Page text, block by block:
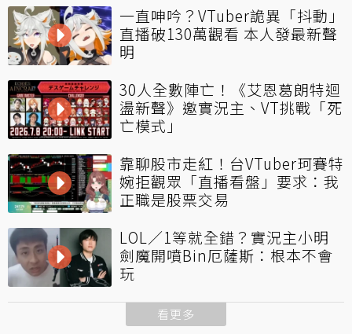
一直呻吟？VTuber詭異「抖動」
直播破130萬觀看 本人發最新聲
明
30人全數陣亡！《艾恩葛朗特迴
盪新聲》邀實況主、VT挑戰「死
亡模式」
靠聊股市走紅！台VTuber珂賽特
婉拒觀眾「直播看盤」要求：我
正職是股票交易
LOL／1等就全錯？實況主小明
劍魔開噴Bin厄薩斯：根本不會
玩
看更多